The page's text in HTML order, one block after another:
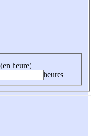
heure)
heures